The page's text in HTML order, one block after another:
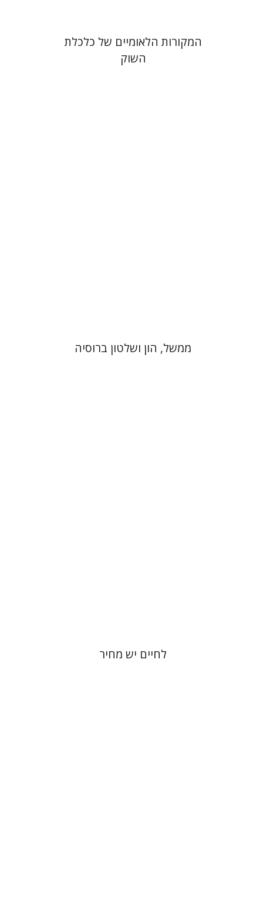
המקורות הלאומיים של כלכלת
השוק
ממשל, הון ושלטון ברוסיה
לחיים יש מחיר